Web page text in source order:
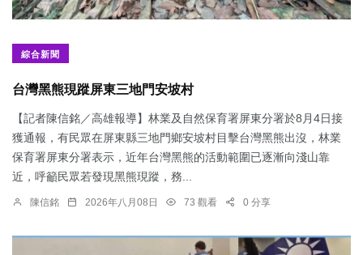
綜合新聞
台灣黑熊現蹤屏東三地門安坡村
【記者陳信銘／高雄報導】林業及自然保育署屏東分署於8月4日接
獲通報，有民眾在屏東縣三地門鄉安坡村目擊台灣黑熊出沒，林業
保育署屏東分署表示，近年台灣黑熊的活動範圍已逐漸向淺山靠
近，呼籲民眾若發現黑熊現蹤，務...
陳信銘 2026年八月08日 73 觀看 0 分享